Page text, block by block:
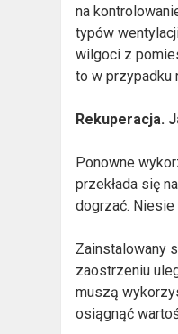
na
typów
wilgoci z
to w przypadku
Rekuperacja.
Ponowne
przekłada się
dogrzać.
Zainstalowany
zaostrzeniu
muszą
osiągnąć